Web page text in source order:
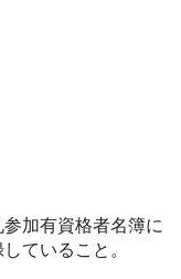
加有資格者名簿に
ていること。